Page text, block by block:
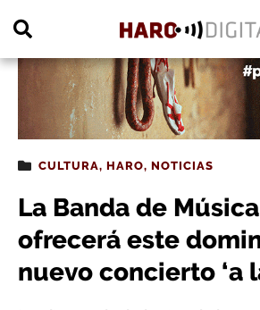
CULTURA, HARO, NOTICIAS
La Banda de
ofrecerá este
nuevo concierto ‘a